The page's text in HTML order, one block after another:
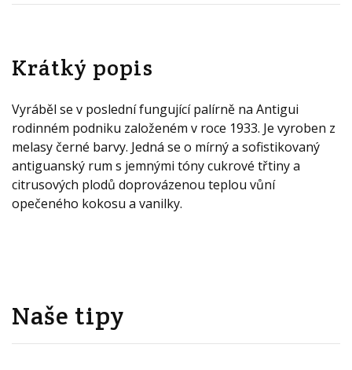
Krátký popis
Vyráběl se v poslední fungující palírně na Antigui
rodinném podniku založeném v roce 1933. Je vyroben z
melasy černé barvy. Jedná se o mírný a sofistikovaný
antiguanský rum s jemnými tóny cukrové třtiny a
citrusových plodů doprovázenou teplou vůní
opečeného kokosu a vanilky.
Naše tipy